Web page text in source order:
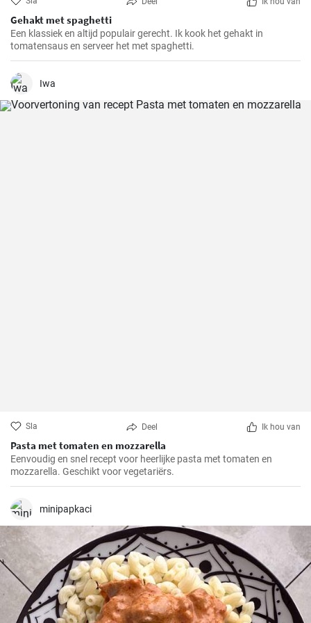
Gehakt met spaghetti
Een klassiek en altijd populair gerecht. Ik kook het gehakt in
tomatensaus en serveer het met spaghetti.
Iwa
Sla Deel Ik hou van
Pasta met tomaten en mozzarella
Eenvoudig en snel recept voor heerlijke pasta met tomaten en
mozzarella. Geschikt voor vegetariërs.
minipapkaci